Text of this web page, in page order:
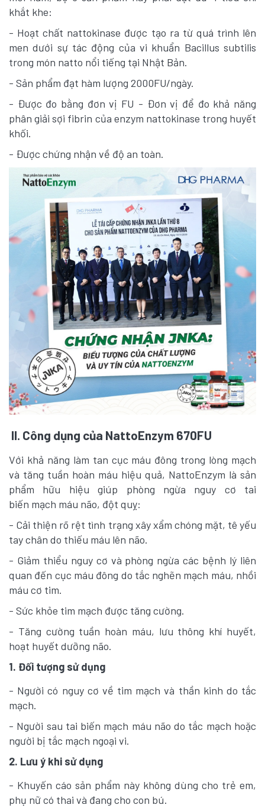
khắt khe:
- Hoạt chất nattokinase được tạo ra từ quá trình lên
men dưới sự tác động của vi khuẩn Bacillus subtilis
trong món natto nổi tiếng tại Nhật Bản.
- Sản phẩm đạt hàm lượng 2000FU/ngày.
- Được đo bằng đơn vị FU - Đơn vị để đo khả năng
phân giải sợi fibrin của enzym nattokinase trong huyết
khối.
- Được chứng nhận về độ an toàn.
II. Công dụng của NattoEnzym 670FU
Với khả năng làm tan cục máu đông trong lòng mạch
và tăng tuần hoàn máu hiệu quả, NattoEnzym là sản
phẩm hữu hiệu giúp phòng ngừa nguy cơ tai
biến mạch máu não, đột quỵ:
- Cải thiện rõ rệt tình trạng xây xẩm chóng mặt, tê yếu
tay chân do thiếu máu lên não.
- Giảm thiểu nguy cơ và phòng ngừa các bệnh lý liên
quan đến cục máu đông do tắc nghẽn mạch máu, nhồi
máu cơ tim.
- Sức khỏe tim mạch được tăng cường.
- Tăng cường tuần hoàn máu, lưu thông khí huyết,
hoạt huyết dưỡng não.
1. Đối tượng sử dụng
- Người có nguy cơ về tim mạch và thần kinh do tắc
mạch.
- Người sau tai biến mạch máu não do tắc mạch hoặc
người bị tắc mạch ngoại vi.
2. Lưu ý khi sử dụng
- Khuyến cáo sản phẩm này không dùng cho trẻ em,
phụ nữ có thai và đang cho con bú.